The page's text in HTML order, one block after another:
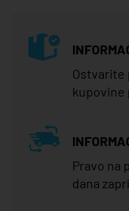
Ostvarite
kupovine
Pravo na
dana